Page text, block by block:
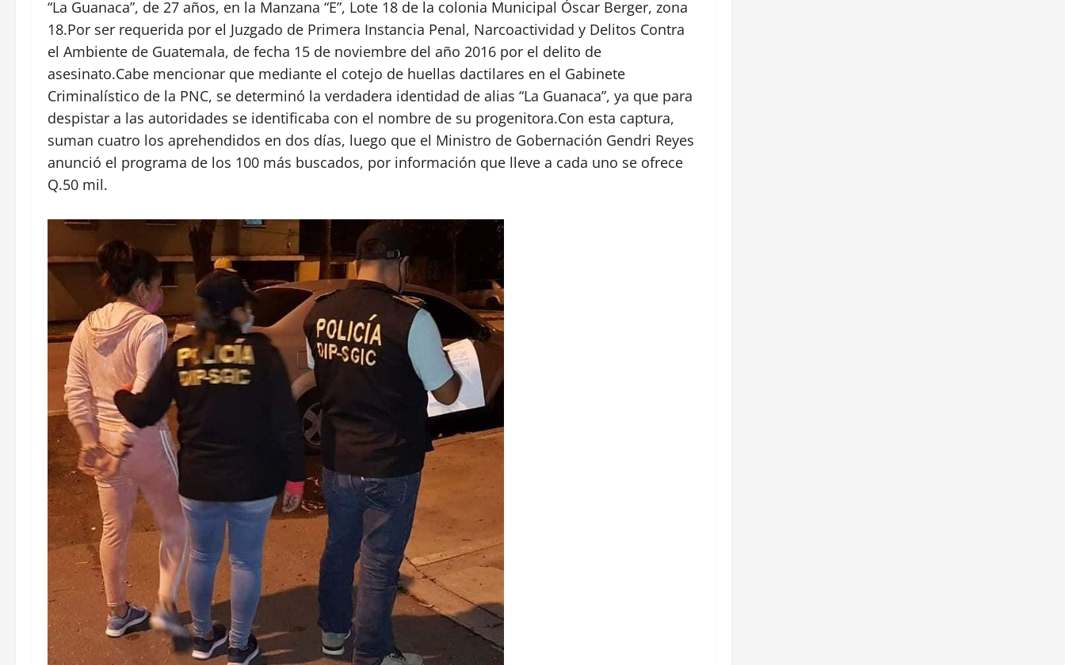
“La Guanaca”, de 27 años, en la Manzana “E”, Lote 18 de la colonia Municipal Óscar Berger, zona
18.Por ser requerida por el Juzgado de Primera Instancia Penal, Narcoactividad y Delitos Contra
el Ambiente de Guatemala, de fecha 15 de noviembre del año 2016 por el delito de
asesinato.Cabe mencionar que mediante el cotejo de huellas dactilares en el Gabinete
Criminalístico de la PNC, se determinó la verdadera identidad de alias “La Guanaca”, ya que para
despistar a las autoridades se identificaba con el nombre de su progenitora.Con esta captura,
suman cuatro los aprehendidos en dos días, luego que el Ministro de Gobernación Gendri Reyes
anunció el programa de los 100 más buscados, por información que lleve a cada uno se ofrece
Q.50 mil.